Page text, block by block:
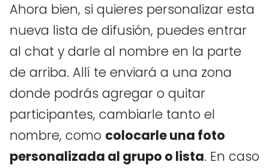
Ahora bien, si quieres personalizar esta
nueva lista de difusión, puedes entrar
al chat y darle al nombre en la parte
de arriba. Allí te enviará a una zona
donde podrás agregar o quitar
participantes, cambiarle tanto el
nombre, como colocarle una foto
personalizada al grupo o lista. En caso